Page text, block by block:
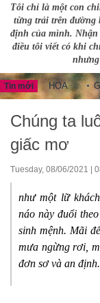
Tôi chỉ là một con
từng trải trên đường
định của mình.
điều tôi viết có khi
Tin mới
HOA GIẢI
Chúng ta
giấc mơ
Tuesday, 08/06/2021 |
như một lữ
náo này đuổi
sinh mệnh. Mãi
mưa ngừng rơi,
đơn sơ và an định.